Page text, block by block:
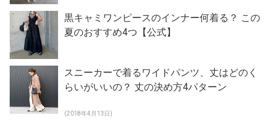
黒キャミワンピースのインナー何着る？ この
夏のおすすめ4つ【公式】
スニーカーで着るワイドパンツ、丈はどのく
らいがいいの？ 丈の決め方4パターン
(2018年4月13日)